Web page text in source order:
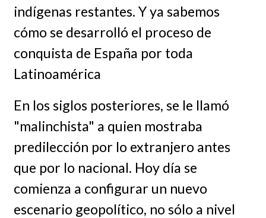
indígenas restantes. Y ya sabemos
cómo se desarrolló el proceso de
conquista de España por toda
Latinoamérica
En los siglos posteriores, se le llamó
"malinchista" a quien mostraba
predilección por lo extranjero antes
que por lo nacional. Hoy día se
comienza a configurar un nuevo
escenario geopolítico, no sólo a nivel